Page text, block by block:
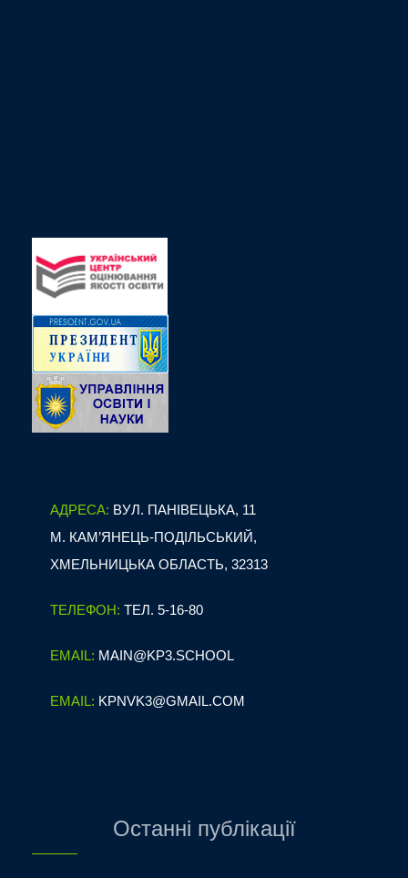
АДРЕСА: ВУЛ. ПАНІВЕЦЬКА, 11
М. КАМ’ЯНЕЦЬ-ПОДІЛЬСЬКИЙ,
ХМЕЛЬНИЦЬКА ОБЛАСТЬ, 32313
ТЕЛЕФОН: ТЕЛ. 5-16-80
EMAIL: MAIN@KP3.SCHOOL
EMAIL: KPNVK3@GMAIL.COM
Останні публікації